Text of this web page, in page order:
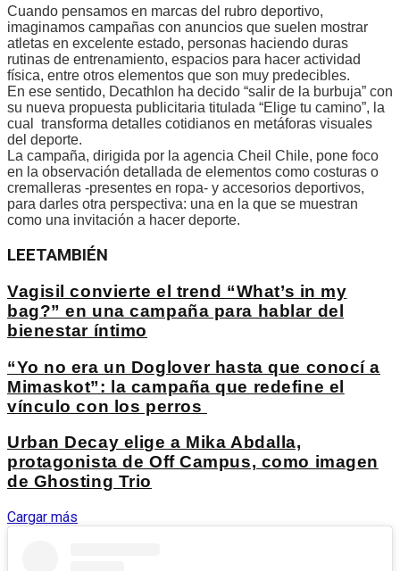
Cuando pensamos en marcas del rubro deportivo,
imaginamos campañas con anuncios que suelen mostrar
atletas en excelente estado, personas haciendo duras
rutinas de entrenamiento, espacios para hacer actividad
física, entre otros elementos que son muy predecibles.
En ese sentido, Decathlon ha decido “salir de la burbuja” con
su nueva propuesta publicitaria titulada “Elige tu camino”, la
cual transforma detalles cotidianos en metáforas visuales
del deporte.
La campaña, dirigida por la agencia Cheil Chile, pone foco
en la observación detallada de elementos como costuras o
cremalleras -presentes en ropa- y accesorios deportivos,
para darles otra perspectiva: una en la que se muestran
como una invitación a hacer deporte.
LEETAMBIÉN
Vagisil convierte el trend “What’s in my
bag?” en una campaña para hablar del
bienestar íntimo
“Yo no era un Doglover hasta que conocí a
Mimaskot”: la campaña que redefine el
vínculo con los perros
Urban Decay elige a Mika Abdalla,
protagonista de Off Campus, como imagen
de Ghosting Trio
Cargar más